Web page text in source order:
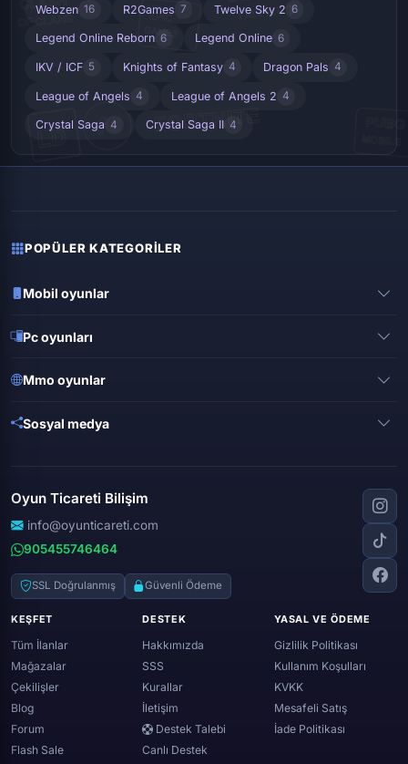
Webzen 16 R2Games 7 Twelve Sky 2 6
Legend Online Reborn 6 Legend Online 6
IKV / ICF 5 Knights of Fantasy 4 Dragon Pals 4
League of Angels 4 League of Angels 2 4
Crystal Saga 4 Crystal Saga II 4
POPÜLER KATEGORILER
Mobil oyunlar
Mobile legends
Free fire
Minecraft
Pc oyunları
Gta online
Lost ark
World of warcraft
Zula
Mmo oyunlar
Wolfteam
Black desert online
Genshin ımpact
Sosyal medya
Discord
Youtube
Twitter (x)
Spotify
Oyun Ticareti Bilişim
info@oyunticareti.com
905455746464
SSL Doğrulanmış Güvenli Ödeme
KEŞFET
Tüm İlanlar
Mağazalar
Çekilişler
Blog
Forum
Flash Sale
DESTEK
Hakkımızda
SSS
Kurallar
İletişim
Destek Talebi
Canlı Destek
YASAL VE ÖDEME
Gizlilik Politikası
Kullanım Koşulları
KVKK
Mesafeli Satış
İade Politikası